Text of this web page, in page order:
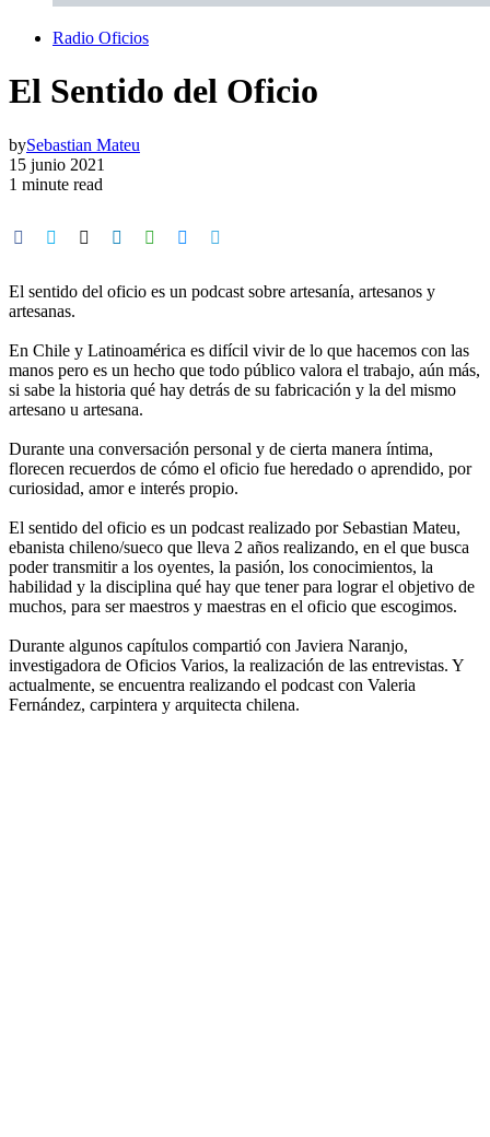
Radio Oficios
El Sentido del Oficio
bySebastian Mateu
15 junio 2021
1 minute read
El sentido del oficio es un podcast sobre artesanía, artesanos y
artesanas.
En Chile y Latinoamérica es difícil vivir de lo que hacemos con las
manos pero es un hecho que todo público valora el trabajo, aún más,
si sabe la historia qué hay detrás de su fabricación y la del mismo
artesano u artesana.
Durante una conversación personal y de cierta manera íntima,
florecen recuerdos de cómo el oficio fue heredado o aprendido, por
curiosidad, amor e interés propio.
El sentido del oficio es un podcast realizado por Sebastian Mateu,
ebanista chileno/sueco que lleva 2 años realizando, en el que busca
poder transmitir a los oyentes, la pasión, los conocimientos, la
habilidad y la disciplina qué hay que tener para lograr el objetivo de
muchos, para ser maestros y maestras en el oficio que escogimos.
Durante algunos capítulos compartió con Javiera Naranjo,
investigadora de Oficios Varios, la realización de las entrevistas. Y
actualmente, se encuentra realizando el podcast con Valeria
Fernández, carpintera y arquitecta chilena.